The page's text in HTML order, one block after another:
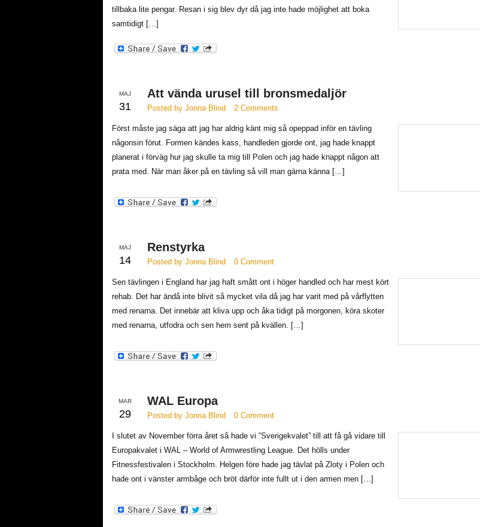
tillbaka lite pengar. Resan i sig blev dyr då jag inte hade möjlighet att boka
samtidigt […]
MAJ
31
Att vända urusel till bronsmedaljör
Posted by Jonna Blind 2 Comments
Först måste jag säga att jag har aldrig känt mig så opeppad inför en tävling
någonsin förut. Formen kändes kass, handleden gjorde ont, jag hade knappt
planerat i förväg hur jag skulle ta mig till Polen och jag hade knappt någon att
prata med. När man åker på en tävling så vill man gärna känna […]
MAJ
14
Renstyrka
Posted by Jonna Blind 0 Comment
Sen tävlingen i England har jag haft smått ont i höger handled och har mest kört
rehab. Det har ändå inte blivit så mycket vila då jag har varit med på vårflytten
med renarna. Det innebär att kliva upp och åka tidigt på morgonen, köra skoter
med renarna, utfodra och sen hem sent på kvällen. […]
MAR
29
WAL Europa
Posted by Jonna Blind 0 Comment
I slutet av November förra året så hade vi ”Sverigekvalet” till att få gå vidare till
Europakvalet i WAL – World of Armwrestling League. Det hölls under
Fitnessfestivalen i Stockholm. Helgen före hade jag tävlat på Zloty i Polen och
hade ont i vänster armbåge och bröt därför inte fullt ut i den armen men […]